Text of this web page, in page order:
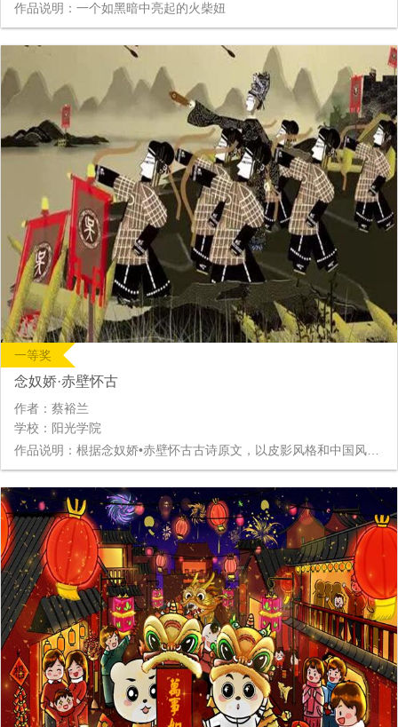
作品说明：一个如黑暗中亮起的火柴妞
一等奖
念奴娇·赤壁怀古
作者：蔡裕兰
学校：阳光学院